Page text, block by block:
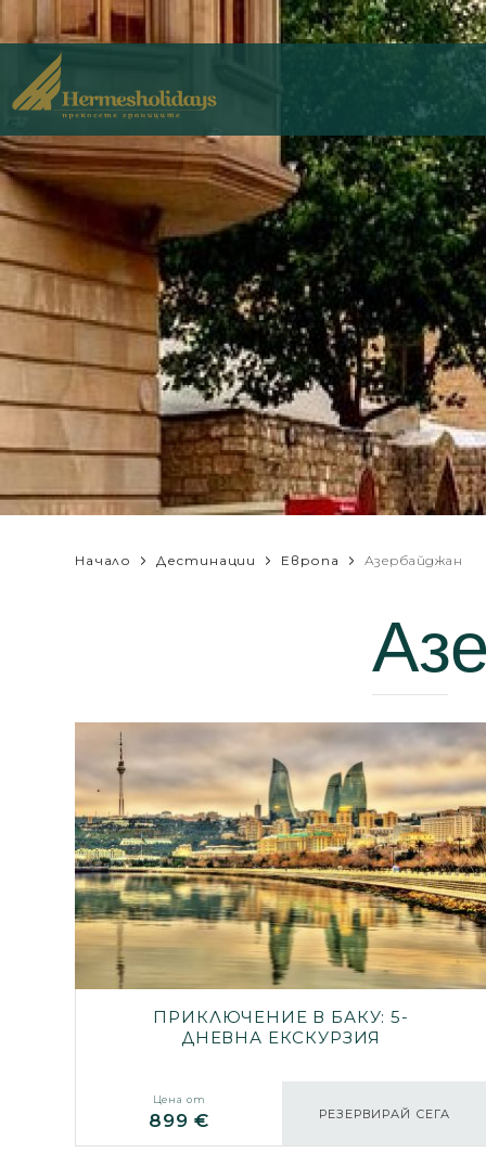
Начало Дестинации Европа Азербайджан
ПРИКЛЮЧЕНИЕ В БАКУ: 5-
ДНЕВНА ЕКСКУРЗИЯ
Цена от
899 € РЕЗЕРВИРАЙ СЕГА